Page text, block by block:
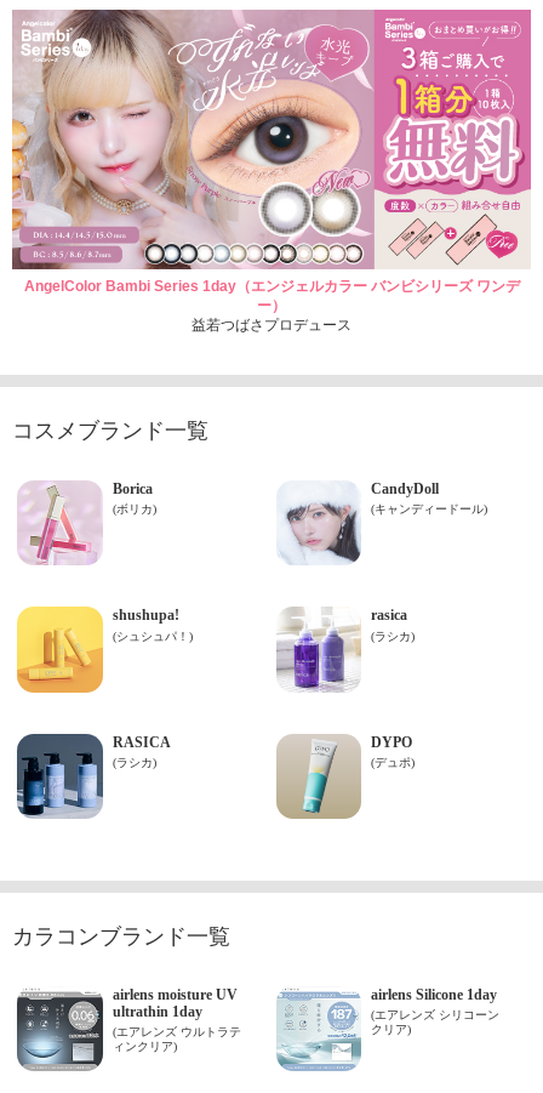
AngelColor Bambi Series 1day（エンジェルカラー バンビシリーズ ワンデ
ー）
益若つばさプロデュース
コスメブランド一覧
カラコンブランド一覧